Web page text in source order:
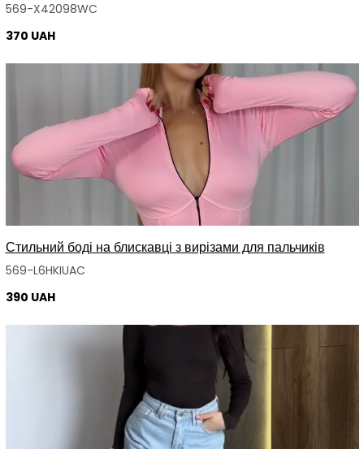
569-X42098WC
370 UAH
Стильний боді на блискавці з вирізами для пальчиків
569-L6HKIUAC
390 UAH